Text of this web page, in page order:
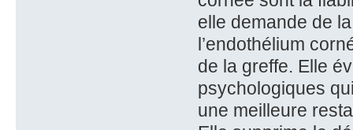
elle demande de
l’endothélium
de la greffe. Elle
psychologiques
une meilleure